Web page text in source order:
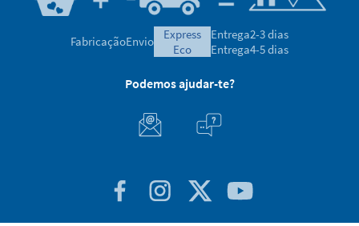
FabricaçãoEnvio
express
eco
Entrega2-3 dias
Entrega4-5 dias
Podemos ajudar-te?